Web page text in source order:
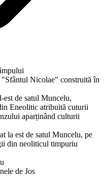
Nicolae" construită în
est de satul Muncelu,
Eneolitic atribuită cuturii
aparținând culturii
la est de satul Muncelu, pe
din neoliticul timpuriu
de Jos